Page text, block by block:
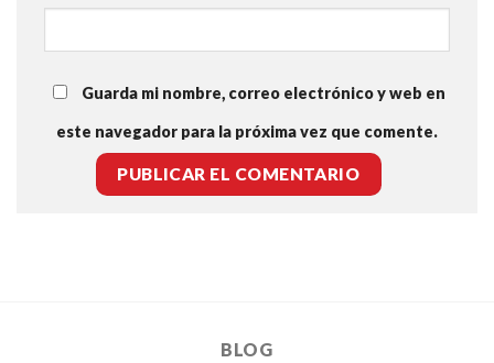
Guarda mi nombre, correo electrónico y web en
este navegador para la próxima vez que comente.
BLOG